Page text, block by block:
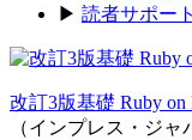
▶ 読者サポー
改訂3版基礎 Ruby on
（インプレス・ジャ